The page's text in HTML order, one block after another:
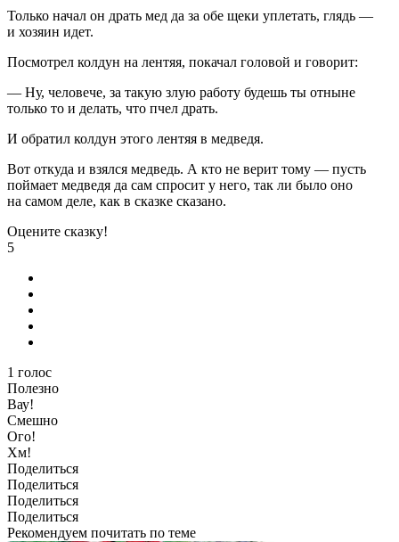
Только начал он драть мед да за обе щеки уплетать, глядь —
и хозяин идет.
Посмотрел колдун на лентяя, покачал головой и говорит:
— Ну, человече, за такую злую работу будешь ты отныне
только то и делать, что пчел драть.
И обратил колдун этого лентяя в медведя.
Вот откуда и взялся медведь. А кто не верит тому — пусть
поймает медведя да сам спросит у него, так ли было оно
на самом деле, как в сказке сказано.
Оцените сказку!
5
1 голос
Полезно
Вау!
Смешно
Ого!
Хм!
Поделиться
Поделиться
Поделиться
Поделиться
Рекомендуем почитать по теме